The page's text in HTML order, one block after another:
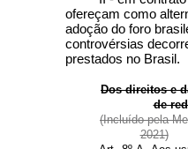
ofereçam como
adoção do foro
controvérsias
prestados no Brasil.
Dos direitos e
de
(Incluído pela
2021)